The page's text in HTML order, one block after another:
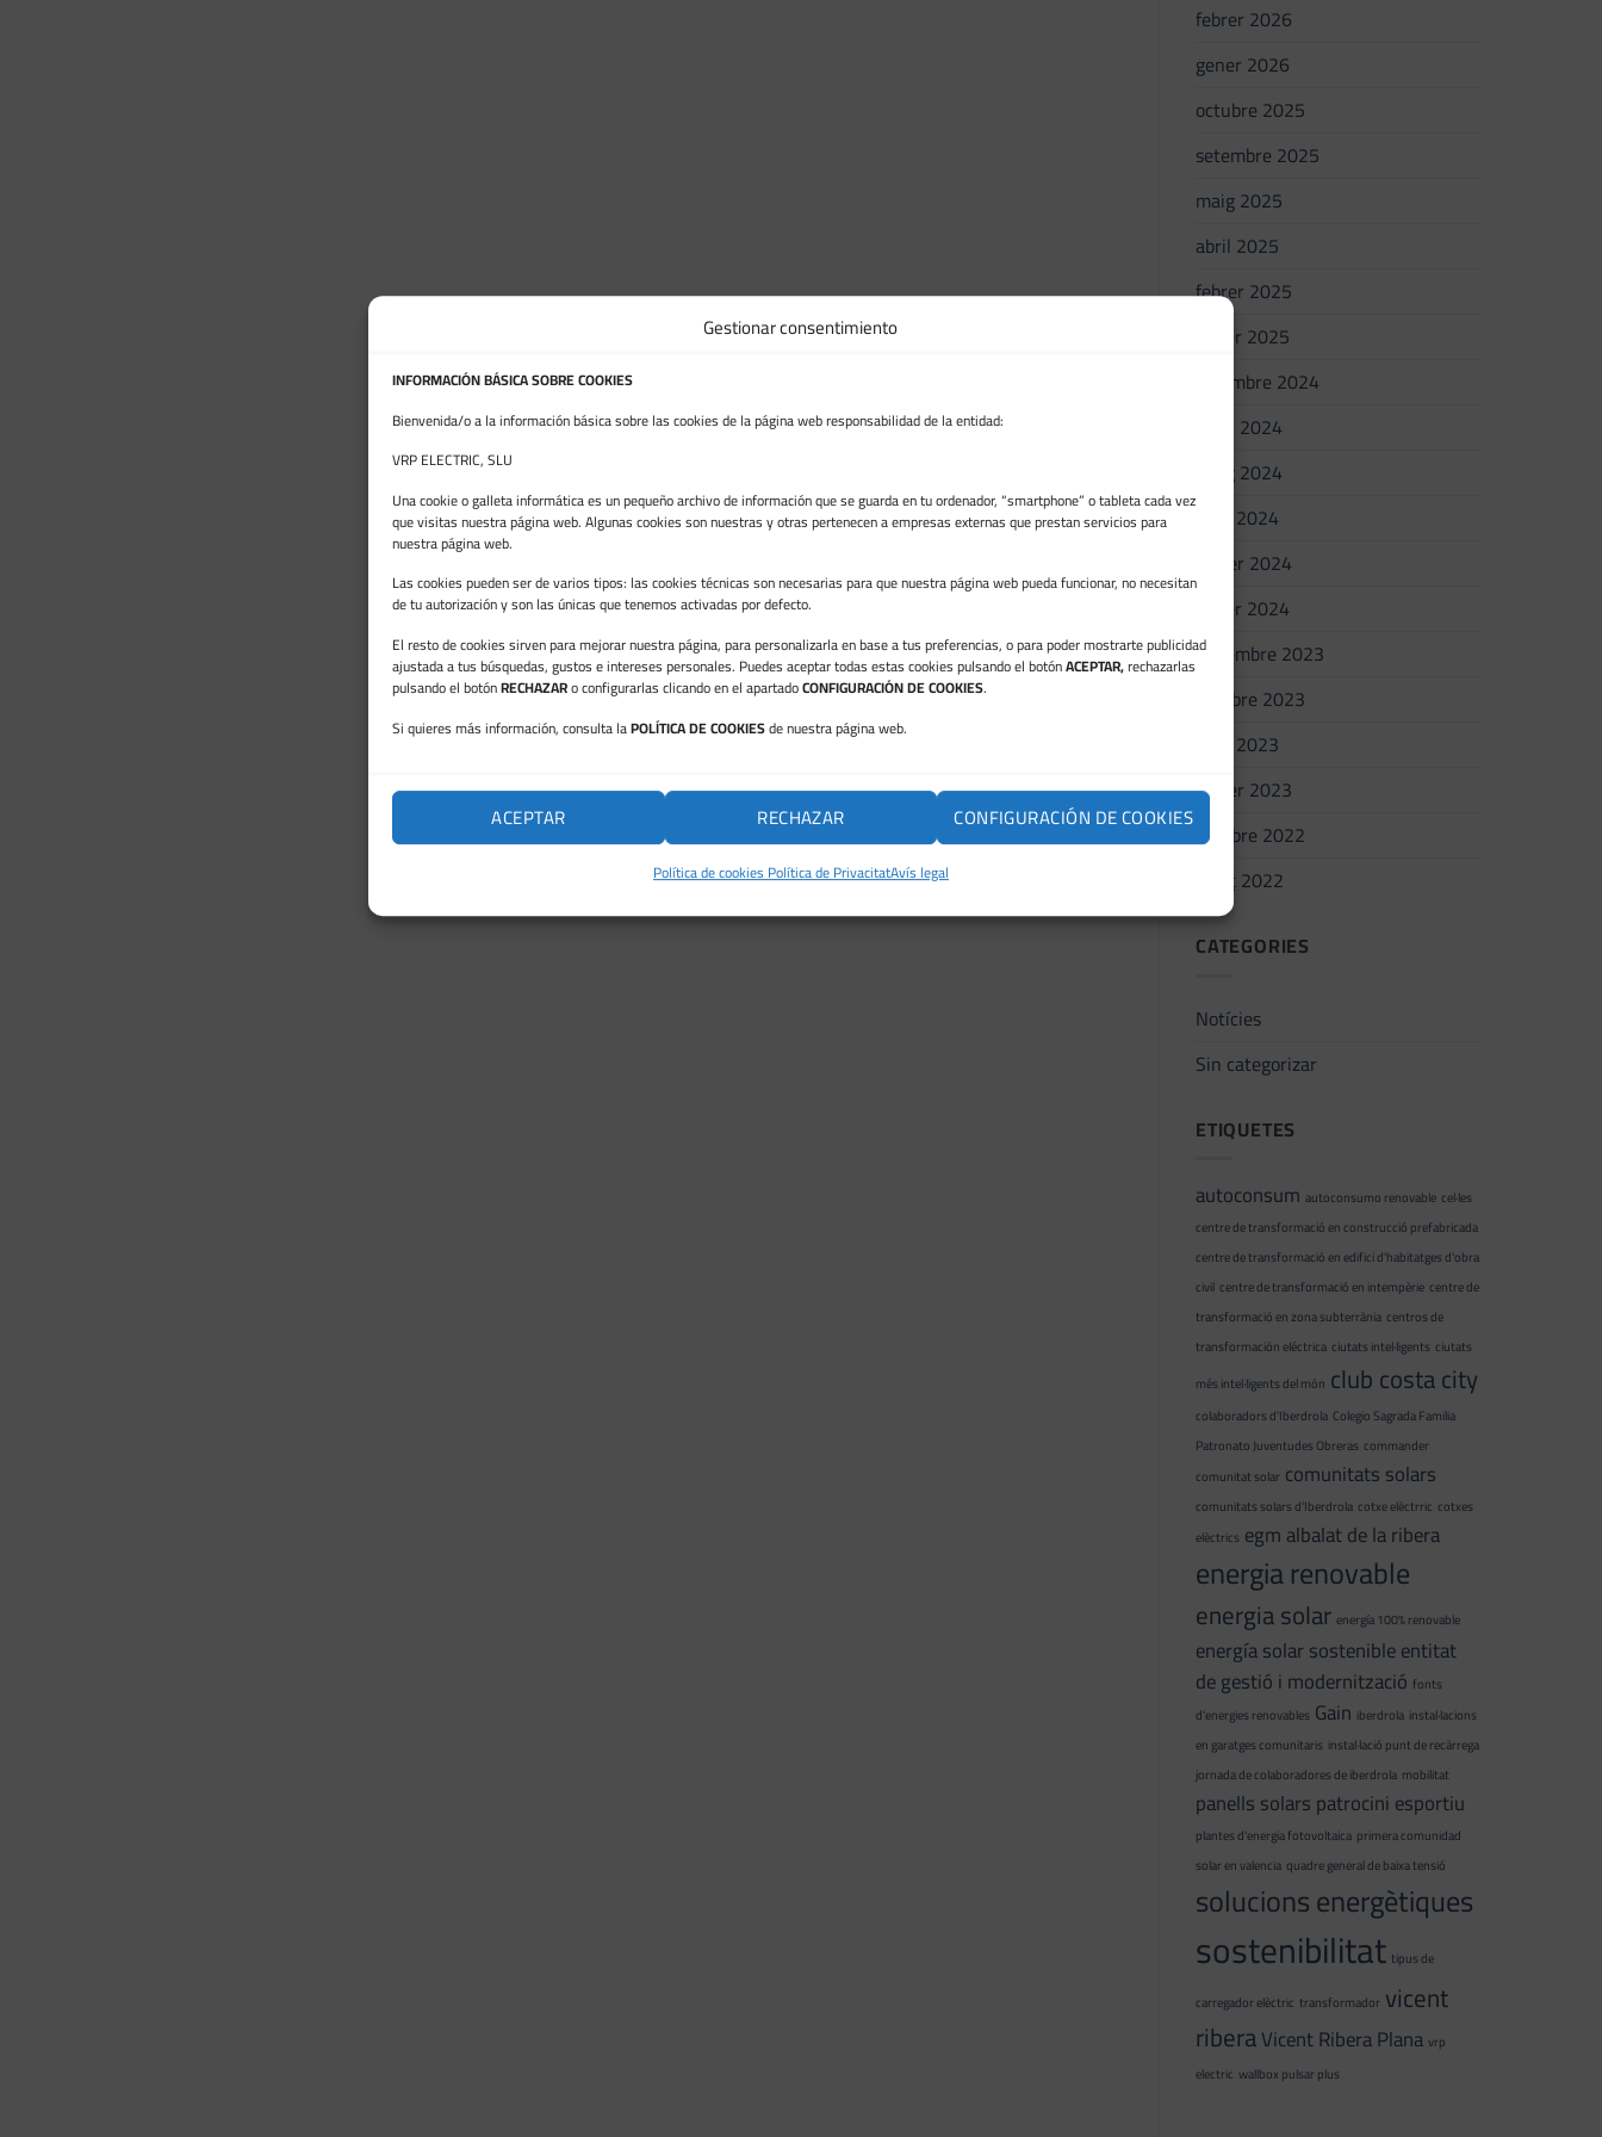
Gestionar consentimiento
INFORMACIÓN BÁSICA SOBRE COOKIES
Bienvenida/o a la información básica sobre las cookies de la página web responsabilidad de la entidad:
VRP ELECTRIC, SLU
Una cookie o galleta informática es un pequeño archivo de información que se guarda en tu ordenador, “smartphone” o tableta cada vez
que visitas nuestra página web. Algunas cookies son nuestras y otras pertenecen a empresas externas que prestan servicios para
nuestra página web.
Las cookies pueden ser de varios tipos: las cookies técnicas son necesarias para que nuestra página web pueda funcionar, no necesitan
de tu autorización y son las únicas que tenemos activadas por defecto.
El resto de cookies sirven para mejorar nuestra página, para personalizarla en base a tus preferencias, o para poder mostrarte publicidad
ajustada a tus búsquedas, gustos e intereses personales. Puedes aceptar todas estas cookies pulsando el botónACEPTAR,rechazarlas
pulsando el botónRECHAZARo configurarlas clicando en el apartadoCONFIGURACIÓN DE COOKIES.
Si quieres más información, consulta laPOLÍTICA DE COOKIESde nuestra página web.
ACEPTAR RECHAZAR CONFIGURACIÓN DE COOKIES
Política de cookiesPolítica de PrivacitatAvís legal
febrer 2026
gener 2026
octubre 2025
setembre 2025
maig 2025
abril 2025
febrer 2025
gener 2025
setembre 2024
juliol 2024
maig 2024
abril 2024
febrer 2024
gener 2024
novembre 2023
octubre 2023
juny 2023
febrer 2023
octubre 2022
març 2022
CATEGORIES
Notícies
Sin categorizar
ETIQUETES
autoconsum autoconsumo renovable cel·les
centre de transformació en construcció prefabricada
centre de transformació en edifici d'habitatges d'obra
civil centre de transformació en intempèrie centre de
transformació en zona subterrània centros de
transformación eléctrica ciutats intel·ligents ciutats
més intel·ligents del món club costa city
colaboradors d'Iberdrola Colegio Sagrada Familia
Patronato Juventudes Obreras commander
comunitat solar comunitats solars
comunitats solars d'Iberdrola cotxe elèctrric cotxes
elèctrics egm albalat de la ribera
energia renovable
energia solar energía 100% renovable
energía solar sostenibleentitat
de gestió i modernització fonts
d'energies renovables Gain iberdrola instal·lacions
en garatges comunitaris instal·lació punt de recàrrega
jornada de colaboradores de iberdrola mobilitat
panells solarspatrocini esportiu
plantes d'energia fotovoltaica primera comunidad
solar en valencia quadre general de baixa tensió
solucions energètiques
sostenibilitat tipus de
carregador elèctric transformador vicent
riberaVicent Ribera Plana vrp
electric wallbox pulsar plus